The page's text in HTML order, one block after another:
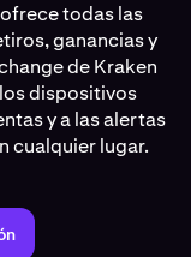
todas las
ganancias y
de Kraken
dispositivos
y a las alertas
cualquier lugar.